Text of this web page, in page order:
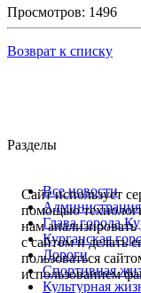
Просмотров: 1496
Возврат к списку
Разделы
Все новости
Глава города
Курганская
Дороги
Спортивная
Культурная
Сайт использует
помощью
нам анализировать
с сайтом и делать
пользоваться
использованием